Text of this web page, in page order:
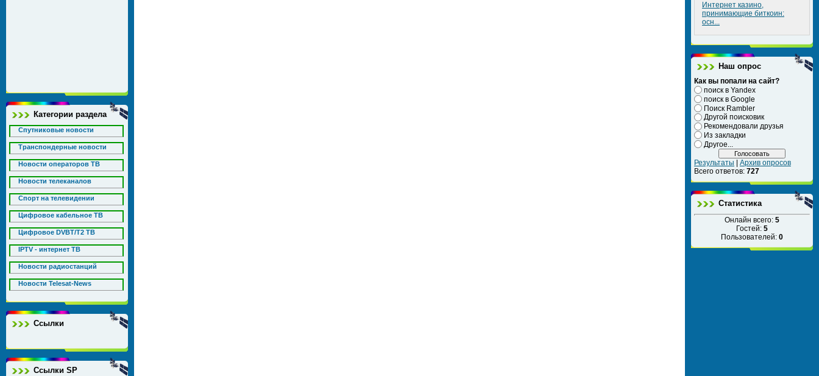
Категории раздела
Спутниковые новости
Транспондерные новости
Новости операторов ТВ
Новости телеканалов
Спорт на телевидении
Цифровое кабельное ТВ
Цифровое DVBT/T2 ТВ
IPTV - интернет ТВ
Новости радиостанций
Новости Telesat-News
Ссылки
Ссылки SP
Интернет казино,
принимающие биткоин:
осн...
Наш опрос
Как вы попали на сайт?
поиск в Yandex
поиск в Google
Поиск Rambler
Другой поисковик
Рекомендовали друзья
Из закладки
Другое...
Результаты | Архив опросов
Всего ответов: 727
Статистика
Онлайн всего: 5
Гостей: 5
Пользователей: 0